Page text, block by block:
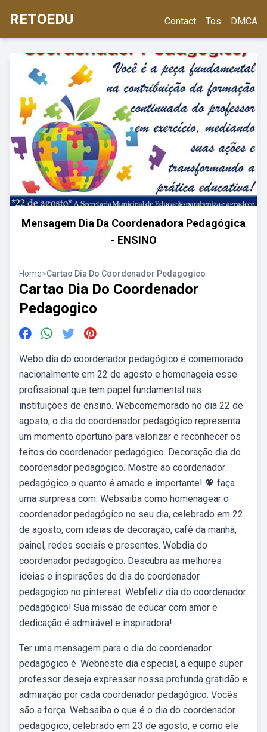
RETOEDU Contact Tos DMCA
Mensagem Dia Da Coordenadora Pedagógica
- ENSINO
Home>Cartao Dia Do Coordenador Pedagogico
Cartao Dia Do Coordenador
Pedagogico
Webo dia do coordenador pedagógico é comemorado
nacionalmente em 22 de agosto e homenageia esse
profissional que tem papel fundamental nas
instituições de ensino. Webcomemorado no dia 22 de
agosto, o dia do coordenador pedagógico representa
um momento oportuno para valorizar e reconhecer os
feitos do coordenador pedagógico. Decoração dia do
coordenador pedagógico. Mostre ao coordenador
pedagógico o quanto é amado e importante! 💖 faça
uma surpresa com. Websaiba como homenagear o
coordenador pedagógico no seu dia, celebrado em 22
de agosto, com ideias de decoração, café da manhã,
painel, redes sociais e presentes. Webdia do
coordenador pedagogico. Descubra as melhores
ideias e inspirações de dia do coordenador
pedagogico no pinterest. Webfeliz dia do coordenador
pedagógico! Sua missão de educar com amor e
dedicação é admirável e inspiradora!
Ter uma mensagem para o dia do coordenador
pedagógico é. Webneste dia especial, a equipe super
professor deseja expressar nossa profunda gratidão e
admiração por cada coordenador pedagógico. Vocês
são a força. Websaiba o que é o dia do coordenador
pedagógico, celebrado em 23 de agosto, e como ele